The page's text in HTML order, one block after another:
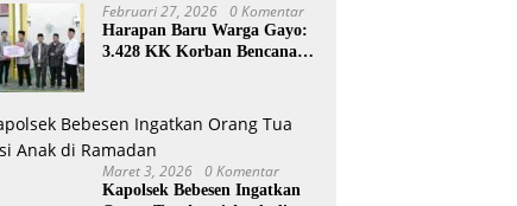
Februari 27, 2026 0 Komentar
Harapan Baru Warga Gayo:
3.428 KK Korban Bencana
Maret 3, 2026 0 Komentar
Kapolsek Bebesen Ingatkan